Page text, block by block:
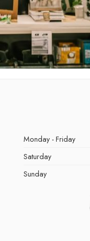
Monday - Friday
Saturday
Sunday